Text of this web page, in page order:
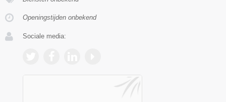
Openingstijden onbekend
Sociale media: